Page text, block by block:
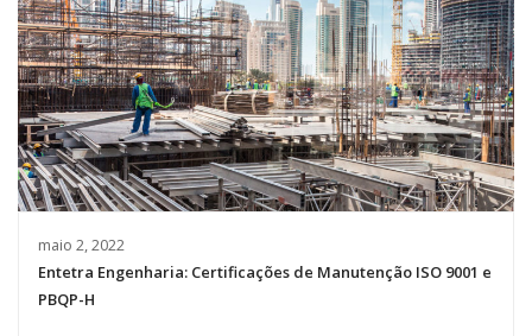
maio 2, 2022
Entetra Engenharia: Certificações de Manutenção ISO 9001 e
PBQP-H